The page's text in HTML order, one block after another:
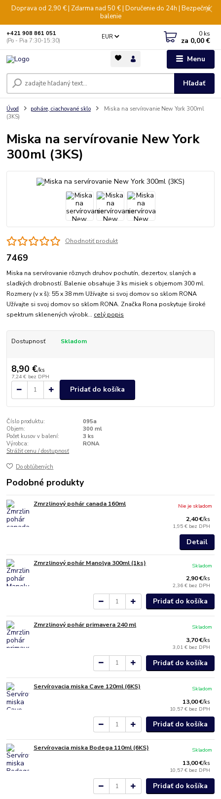
Doprava od 2,90 € | Zdarma nad 50 € | Doručenie do 24h | Bezpečné
balenie
Menu
EUR
Hľadať
+421 908 861 051
(Po - Pia 7:30-15:30)
0 ks
za 0,00 €
Úvod poháre, ciachované sklo
Miska na servírovanie New York 300ml
(3KS)
Miska na servírovanie New York
300ml (3KS)
Ohodnotiť produkt
7469
Miska na servírovanie rôznych druhov pochutín, dezertov, slaných a
sladkých drobností. Balenie obsahuje 3 ks misiek s objemom 300 ml.
Rozmery (v x š): 55 x 38 mm Užívajte si svoj domov so sklom RONA
Užívajte si svoj domov so sklom RONA. Značka Rona poskytuje široké
spektrum sklenených výrobk... celý popis
Dostupnosť Skladom
8,90 €/ks
7,24 € bez DPH
Pridať do košíka
Číslo produktu:
095a
Objem:
300 ml
Počet kusov v balení:
3 ks
Výrobca:
RONA
Strážiť cenu / dostupnosť
Do obľúbených
Podobné produkty
Zmrzlinový pohár canada 160ml
2,40 €/ks
1,95 € bez DPH
Nie je skladom
Detail
Zmrzlinový pohár Manolya 300ml (1ks)
2,90 €/ks
2,36 € bez DPH
Skladom
Pridať do košíka
Zmrzlinový pohár primavera 240 ml
3,70 €/ks
3,01 € bez DPH
Skladom
Pridať do košíka
Servírovacia miska Cave 120ml (6KS)
13,00 €/ks
10,57 € bez DPH
Skladom
Pridať do košíka
Servírovacia miska Bodega 110ml (6KS)
13,00 €/ks
10,57 € bez DPH
Skladom
Pridať do košíka